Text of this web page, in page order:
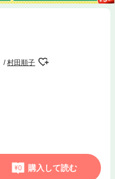
村田順子
購入して読む